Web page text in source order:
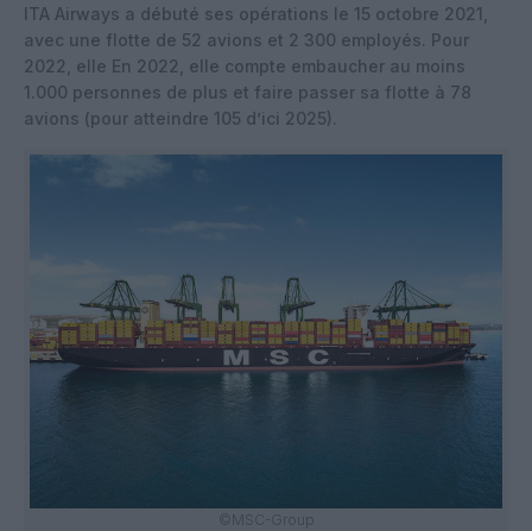
ITA Airways a débuté ses opérations le 15 octobre 2021,
avec une flotte de 52 avions et 2 300 employés. Pour
2022, elle En 2022, elle compte embaucher au moins
1.000 personnes de plus et faire passer sa flotte à 78
avions (pour atteindre 105 d’ici 2025).
©MSC-Group